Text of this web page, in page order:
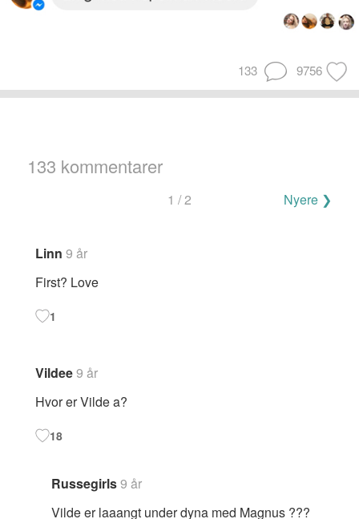
133 9756
133 kommentarer
kommentarer
1 / 2 Nyere ❯
Linn 9 år
First? Love
1
Vildee9 år
Hvor er Vilde a?
18
Russegirls9 år
Vilde er laaangt under dyna med Magnus ???